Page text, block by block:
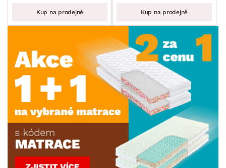
Kup na prodejně Kup na prodejně